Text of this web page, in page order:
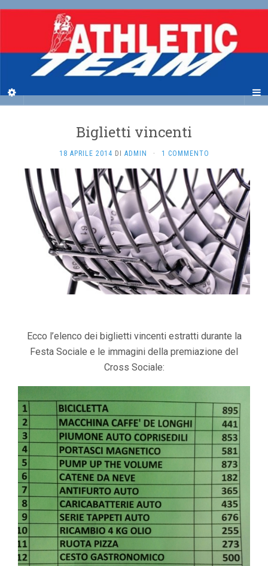
Biglietti vincenti
18 APRILE 2014 DI ADMIN · 1 COMMENTO
Ecco l’elenco dei biglietti vincenti estratti durante la
Festa Sociale e le immagini della premiazione del
Cross Sociale: